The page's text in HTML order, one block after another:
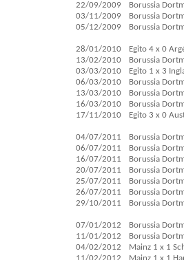
22/09/2009
03/11/2009
05/12/2009
28/01/2010
13/02/2010
03/03/2010
06/03/2010
13/03/2010
16/03/2010
17/11/2010
04/07/2011
06/07/2011
16/07/2011
20/07/2011
25/07/2011
26/07/2011
29/10/2011
07/01/2012
11/01/2012
04/02/2012
Borussia
Borussia
Borussia
Egito 4 x 0
Borussia
Egito 1 x 3
Borussia
Borussia
Borussia
Egito 3 x 0
Borussia
Borussia
Borussia
Borussia
Borussia
Borussia
Borussia
Borussia
Borussia
Mainz 1 x 1